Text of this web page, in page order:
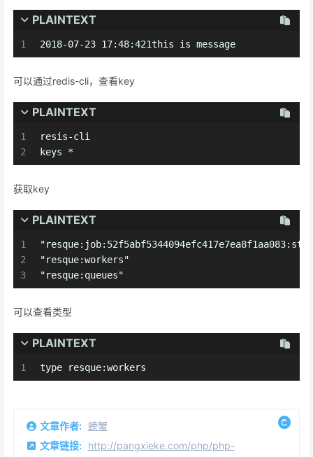
PLAINTEXT
1 2018-07-23 17:48:421this is message
可以通过redis-cli，查看key
PLAINTEXT
1
2
resis-cli
keys *
获取key
PLAINTEXT
1
2
3
"resque:workers"
"resque:queues"
可以查看类型
PLAINTEXT
1 type resque:workers
文章作者: 螃蟹
文章链接: http://pangxieke.com/php/php-